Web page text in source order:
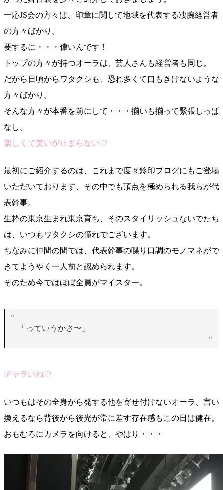
一応JS会の方々は、印章に関して地域を代表する凄腕経営者
の方々ばかり。
要するに・・・偉いんです！
トップの方々が持つオーラは、芸人さんも経営者も同じ。
だから日頃からワタクシも、恐れ多くて口もきけないような
方々ばかり。
そんな方々が本番を前にして・・・揃いも揃って緊張しっぱ
なし。
楽しくて笑いが止まらない♡
最初にご紹介するのは、これまで度々鈴印ブログにもご登場
いただいております、その中でも頂点を極められる我らが代
表幹事。
生粋の東京生まれ東京育ち、そのスタイリッシュないでたち
は、いつもワタクシの憧れでございます。
ちなみに仲間の間では、代表幹事の喋り口調のモノマネがで
きてようやく一人前と認められます。
そのため今ではほぼ全員がマイスター。
「っていうかさ〜」
チャラいね♡
いつもはその全身から発する他を寄せ付けないオーラ、言い
換えるなら背後から後光が常に差す存在感もこの日は健在。
おもむろにカメラを向けると、やはり・・・